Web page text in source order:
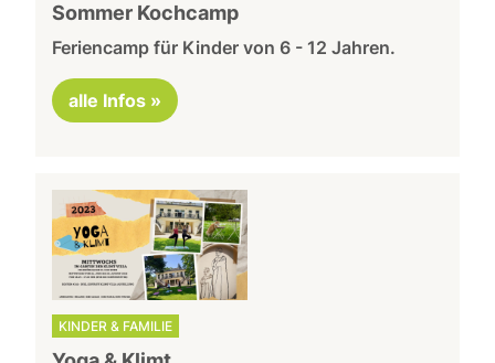
Sommer Kochcamp
Feriencamp für Kinder von 6 - 12 Jahren.
alle Infos »
KINDER & FAMILIE